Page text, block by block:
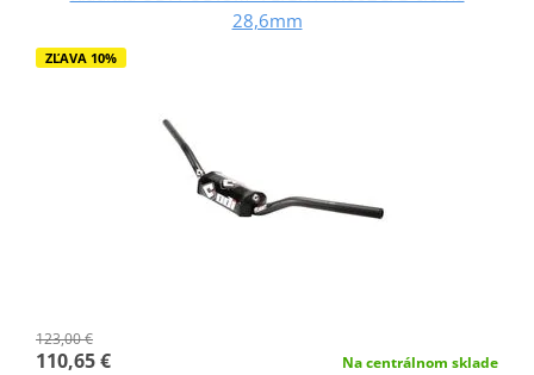
28,6mm
ZĽAVA 10%
123,00 €
110,65 € Na centrálnom sklade